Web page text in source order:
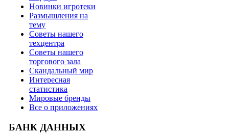
Новинки игротеки
Размышления на
тему
Советы нашего
техцентра
Советы нашего
торгового зала
Скандальный мир
Интересная
статистика
Мировые бренды
Все о приложениях
БАНК ДАННЫХ